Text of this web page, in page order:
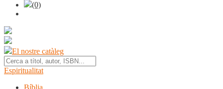
(0)
El nostre catàleg
Espiritualitat
Bíblia